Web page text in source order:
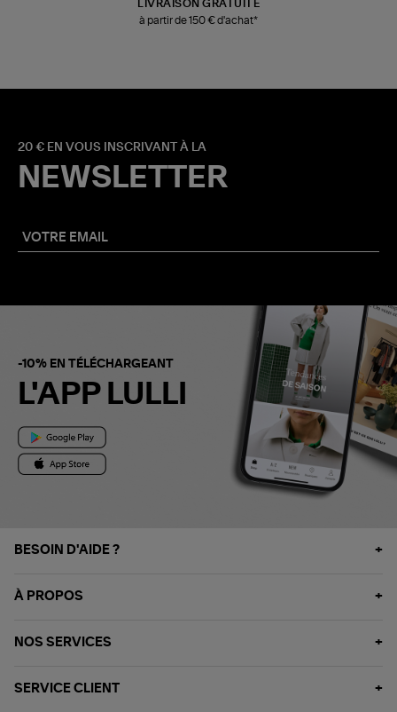
LIVRAISON GRATUITE
à partir de 150 € d'achat*
20 € EN VOUS INSCRIVANT À LA
NEWSLETTER
-10% EN TÉLÉCHARGEANT
L'APP LULLI
BESOIN D'AIDE ?
À PROPOS
NOS SERVICES
SERVICE CLIENT